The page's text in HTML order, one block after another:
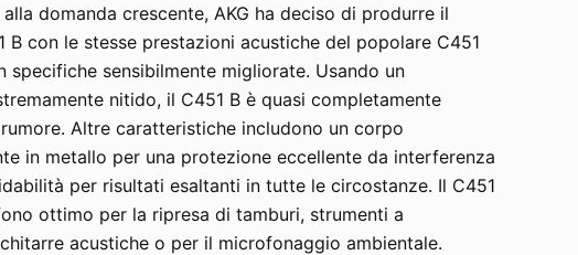
domanda crescente, AKG ha deciso di produrre il
B con le stesse prestazioni acustiche del popolare C451
specifiche sensibilmente migliorate. Usando un
nitido, il C451 B è quasi completamente
Altre caratteristiche includono un corpo
in metallo per una protezione eccellente da interferenza
per risultati esaltanti in tutte le circostanze. Il C451
ottimo per la ripresa di tamburi, strumenti a
acustiche o per il microfonaggio ambientale.